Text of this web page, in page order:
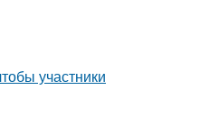
участники